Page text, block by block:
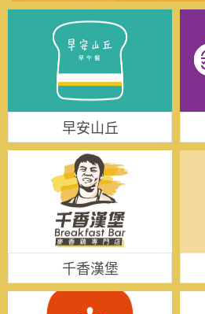
早安山丘
千香漢堡